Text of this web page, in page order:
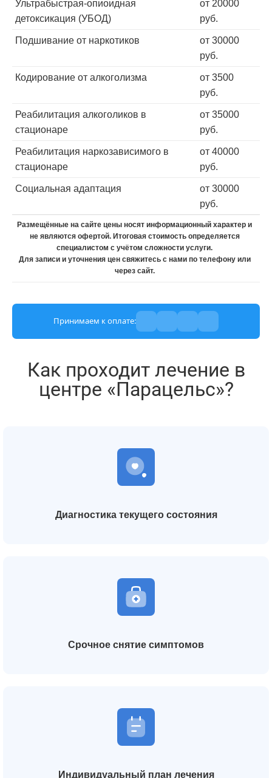
Ультрабыстрая-опиоидная
детоксикация (УБОД)
от 20000
руб.
Подшивание от наркотиков
от 30000
руб.
Кодирование от алкоголизма
от 3500
руб.
Реабилитация алкоголиков в
стационаре
от 35000
руб.
Реабилитация наркозависимого в
стационаре
от 40000
руб.
Социальная адаптация
от 30000
руб.
Размещённые на сайте цены носят информационный характер и
не являются офертой. Итоговая стоимость определяется
специалистом с учётом сложности услуги.
Для записи и уточнения цен свяжитесь с нами по телефону или
через сайт.
Принимаем к оплате:
Как проходит лечение в
центре «Парацельс»?
Диагностика текущего состояния
Срочное снятие симптомов
Индивидуальный план лечения